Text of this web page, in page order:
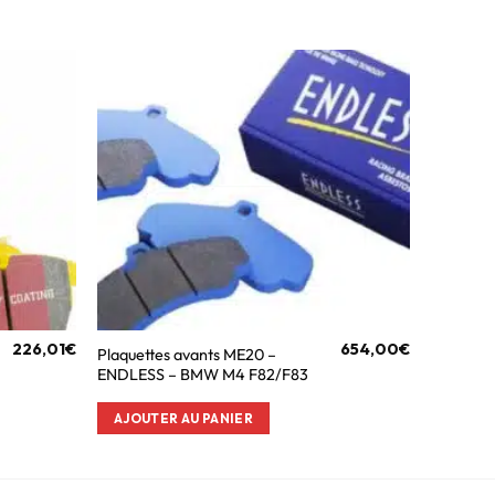
226,01€
Plaquettes avants ME20 –
ENDLESS – BMW M4 F82/F83
654,00€
AJOUTER AU PANIER